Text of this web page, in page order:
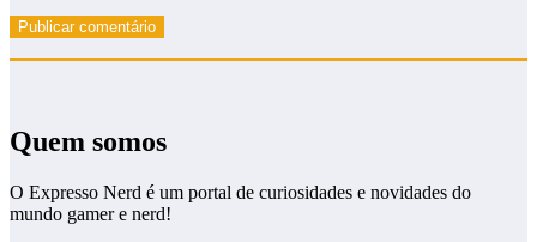
Quem somos
O Expresso Nerd é um portal de curiosidades e novidades do
mundo gamer e nerd!